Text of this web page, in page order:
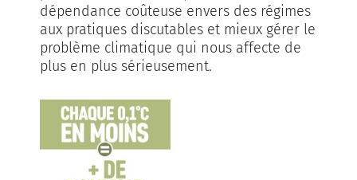
dépendance coûteuse envers des régimes
aux pratiques discutables et mieux gérer le
problème climatique qui nous affecte de
plus en plus sérieusement.